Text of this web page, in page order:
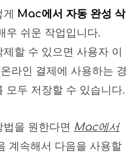
게 Mac에서 자동 완성 삭
우 쉬운 작업입니다.
할 수 있으면 사용자 이
라인 결제에 사용하는 경
모두 저장할 수 있습니다.
을 원한다면 Mac에서
계속해서 다음을 사용할